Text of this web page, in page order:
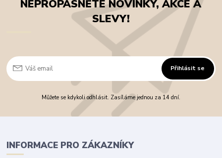
NEPROPÁSNĚTE NOVINKY, AKCE A
SLEVY!
Přihlásit se
Můžete se kdykoli odhlásit. Zasíláme jednou za 14 dní.
INFORMACE PRO ZÁKAZNÍKY